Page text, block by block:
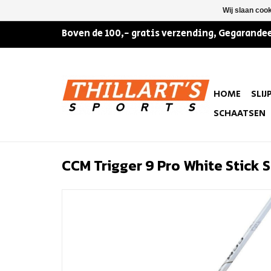
Boven de 100,- gratis verzending,
HOME
SCHAATSEN
CCM Trigger 9 Pro White Stick
Wij slaan